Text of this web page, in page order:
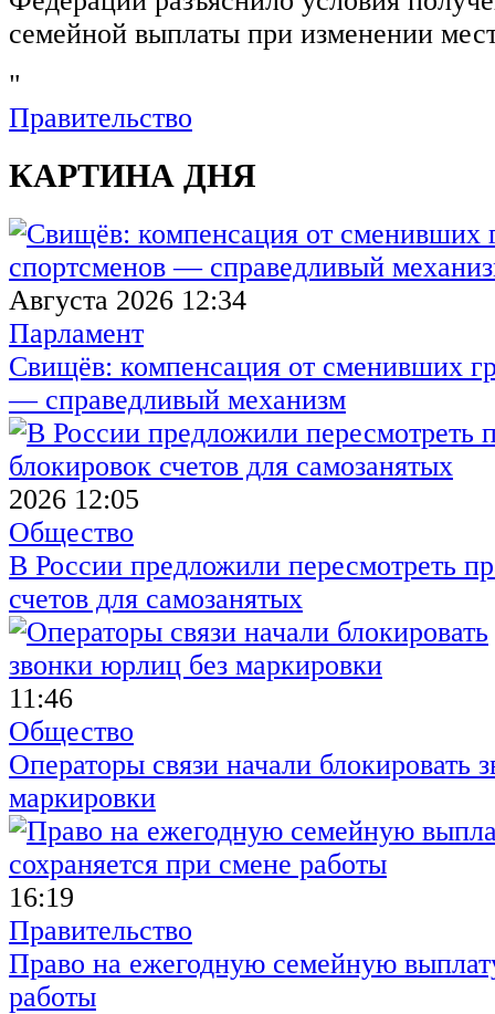
семейной выплаты при изменении
"
Правительство
КАРТИНА ДНЯ
Августа 2026 12:34
Парламент
Свищёв: компенсация от сменивших
— справедливый механизм
2026 12:05
Общество
В России предложили пересмотреть
счетов для самозанятых
11:46
Общество
Операторы связи начали блокировать
маркировки
16:19
Правительство
Право на ежегодную семейную
работы